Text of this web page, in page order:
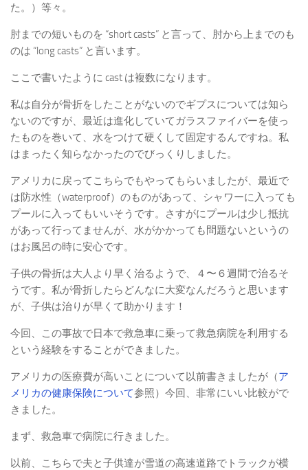
た。）等々。
肘までの短いものを “short casts” と言って、肘から上までのも
のは “long casts” と言います。
ここで書いたように cast は複数になります。
私は自分が骨折をしたことがないのでギプスについては知ら
ないのですが、最近は進化していてガラスファイバーを使っ
たものを巻いて、水をつけて硬くして固定するんですね。私
はまったく知らなかったのでびっくりしました。
アメリカに戻ってこちらでもやってもらいましたが、最近で
は防水性（waterproof）のものがあって、シャワーに入っても
プールに入ってもいいそうです。さすがにプールは少し抵抗
があって行ってませんが、水がかかっても問題ないというの
はお風呂の時に安心です。
子供の骨折は大人より早く治るようで、４〜６週間で治るそ
うです。私が骨折したらどんなに大変なんだろうと思います
が、子供は治りが早くて助かります！
今回、この事故で日本で救急車に乗って救急病院を利用する
という経験をすることができました。
アメリカの医療費が高いことについて以前書きましたが（ア
メリカの健康保険について参照）今回、非常にいい比較がで
きました。
まず、救急車で病院に行きました。
以前、こちらで夫と子供達が雪道の高速道路でトラックが横